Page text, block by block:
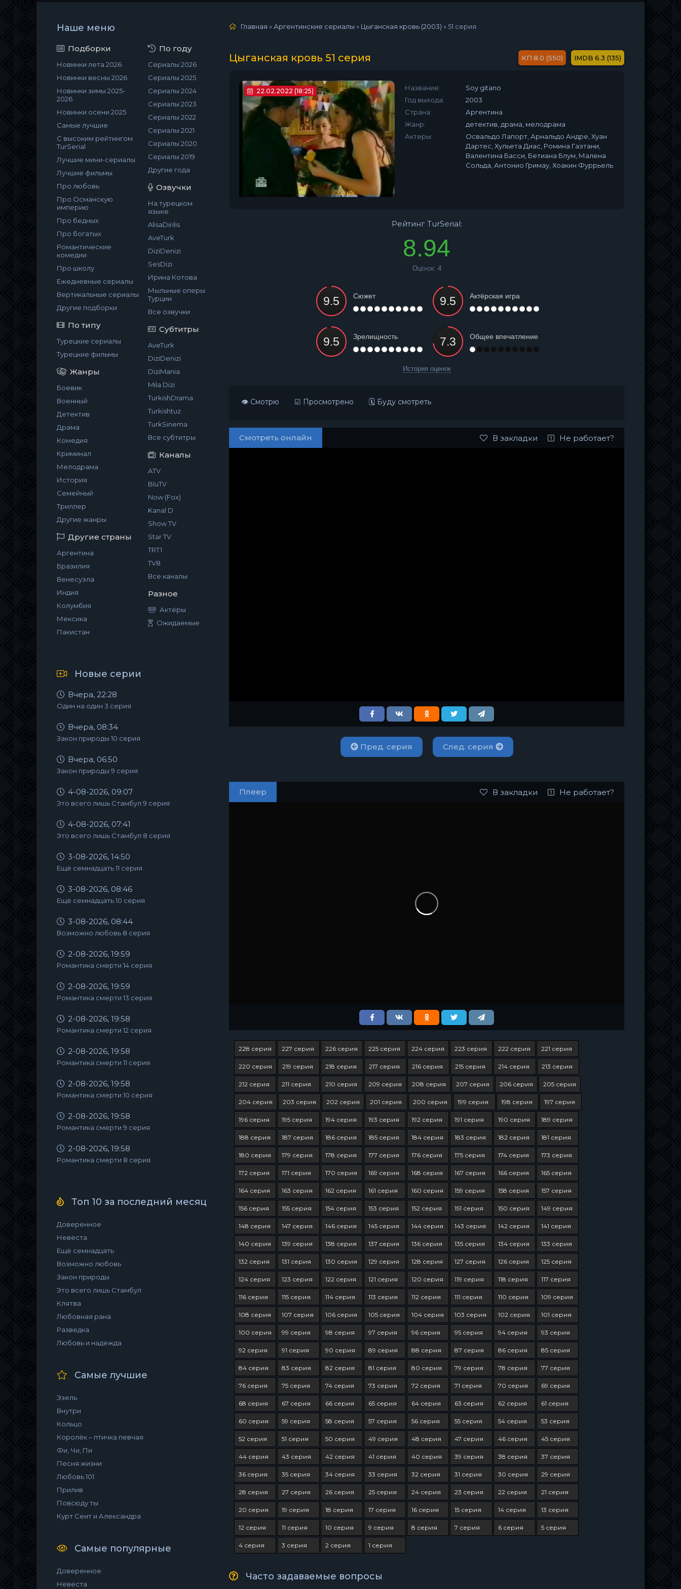
Наше меню
Подборки
Новинки лета 2026
Новинки весны 2026
Новинки зимы 2025-
2026
Новинки осени 2025
Самые лучшие
С высоким рейтингом
TurSerial
Лучшие мини-сериалы
Лучшие фильмы
Про любовь
Про Османскую
империю
Про бедных
Про богатых
Романтические
комедии
Про школу
Ежедневные сериалы
Вертикальные сериалы
Другие подборки
По типу
Турецкие сериалы
Турецкие фильмы
Жанры
Боевик
Военный
Детектив
Драма
Комедия
Криминал
Мелодрама
История
Семейный
Триллер
Другие жанры
Другие страны
Аргентина
Бразилия
Венесуэла
Индия
Колумбия
Мексика
Пакистан
По году
Сериалы 2026
Сериалы 2025
Сериалы 2024
Сериалы 2023
Сериалы 2022
Сериалы 2021
Сериалы 2020
Сериалы 2019
Другие года
Озвучки
На турецком
языке
AlisaDirilis
AveTurk
DiziDenizi
SesDizi
Ирина Котова
Мыльные оперы
Турции
Все озвучки
Субтитры
AveTurk
DiziDenizi
DiziMania
Mila Dizi
TurkishDrama
Turkishtuz
TurkSinema
Все субтитры
Каналы
ATV
BluTV
Now (Fox)
Kanal D
Show TV
Star TV
TRT1
TV8
Все каналы
Разное
Актёры
Ожидаемые
Новые серии
Вчера, 22:28
Один на один 3 серия
Вчера, 08:34
Закон природы 10 серия
Вчера, 06:50
Закон природы 9 серия
4-08-2026, 09:07
Это всего лишь Стамбул 9 серия
4-08-2026, 07:41
Это всего лишь Стамбул 8 серия
3-08-2026, 14:50
Ещё семнадцать 11 серия
3-08-2026, 08:46
Ещё семнадцать 10 серия
3-08-2026, 08:44
Возможно любовь 8 серия
2-08-2026, 19:59
Романтика смерти 14 серия
2-08-2026, 19:59
Романтика смерти 13 серия
2-08-2026, 19:58
Романтика смерти 12 серия
2-08-2026, 19:58
Романтика смерти 11 серия
2-08-2026, 19:58
Романтика смерти 10 серия
2-08-2026, 19:58
Романтика смерти 9 серия
2-08-2026, 19:58
Романтика смерти 8 серия
Топ 10 за последний месяц
Доверенное
Невеста
Ещё семнадцать
Возможно любовь
Закон природы
Это всего лишь Стамбул
Клятва
Любовная рана
Разведка
Любовь и надежда
Самые лучшие
Эзель
Внутри
Кольцо
Королёк – птичка певчая
Фи, Чи, Пи
Песня жизни
Любовь 101
Прилив
Повсюду ты
Курт Сеит и Александра
Самые популярные
Доверенное
Невеста
Главная » Аргентинские сериалы » Цыганская кровь (2003) »51 серия
Цыганская кровь 51 серия 8.0 (550) 6.3 (135)
22.02.2022 (18:25) Название:
Soy gitano
Год выхода:
2003
Страна:
Аргентина
Жанр:
детектив, драма, мелодрама
Актеры:
Освальдо Лапорт, Арнальдо Андре, Хуан
Дартес, Хульета Диас, Ромина Гаэтани,
Валентина Басси, Бетиана Блум, Малена
Сольда, Антонио Гримау, Хоакин Фуррьель
Рейтинг TurSerial:
8.94
Оценок: 4
Сюжет Актёрская игра
Зрелищность Общее впечатление
История оценок
👁 Смотрю ☑ Просмотрено 🗓 Буду смотреть
Смотреть онлайн В закладки Не работает?
Пред. серия След. серия
Плеер В закладки Не работает?
228 серия 227 серия 226 серия 225 серия 224 серия 223 серия 222 серия 221 серия
220 серия 219 серия 218 серия 217 серия 216 серия 215 серия 214 серия 213 серия
212 серия 211 серия 210 серия 209 серия 208 серия 207 серия 206 серия 205 серия
204 серия 203 серия 202 серия 201 серия 200 серия 199 серия 198 серия 197 серия
196 серия 195 серия 194 серия 193 серия 192 серия 191 серия 190 серия 189 серия
188 серия 187 серия 186 серия 185 серия 184 серия 183 серия 182 серия 181 серия
180 серия 179 серия 178 серия 177 серия 176 серия 175 серия 174 серия 173 серия
172 серия 171 серия 170 серия 169 серия 168 серия 167 серия 166 серия 165 серия
164 серия 163 серия 162 серия 161 серия 160 серия 159 серия 158 серия 157 серия
156 серия 155 серия 154 серия 153 серия 152 серия 151 серия 150 серия 149 серия
148 серия 147 серия 146 серия 145 серия 144 серия 143 серия 142 серия 141 серия
140 серия 139 серия 138 серия 137 серия 136 серия 135 серия 134 серия 133 серия
132 серия 131 серия 130 серия 129 серия 128 серия 127 серия 126 серия 125 серия
124 серия 123 серия 122 серия 121 серия 120 серия 119 серия 118 серия 117 серия
116 серия 115 серия 114 серия 113 серия 112 серия 111 серия 110 серия 109 серия
108 серия 107 серия 106 серия 105 серия 104 серия 103 серия 102 серия 101 серия
100 серия 99 серия 98 серия 97 серия 96 серия 95 серия 94 серия 93 серия
92 серия 91 серия 90 серия 89 серия 88 серия 87 серия 86 серия 85 серия
84 серия 83 серия 82 серия 81 серия 80 серия 79 серия 78 серия 77 серия
76 серия 75 серия 74 серия 73 серия 72 серия 71 серия 70 серия 69 серия
68 серия 67 серия 66 серия 65 серия 64 серия 63 серия 62 серия 61 серия
60 серия 59 серия 58 серия 57 серия 56 серия 55 серия 54 серия 53 серия
52 серия 51 серия 50 серия 49 серия 48 серия 47 серия 46 серия 45 серия
44 серия 43 серия 42 серия 41 серия 40 серия 39 серия 38 серия 37 серия
36 серия 35 серия 34 серия 33 серия 32 серия 31 серия 30 серия 29 серия
28 серия 27 серия 26 серия 25 серия 24 серия 23 серия 22 серия 21 серия
20 серия 19 серия 18 серия 17 серия 16 серия 15 серия 14 серия 13 серия
12 серия 11 серия 10 серия 9 серия 8 серия 7 серия 6 серия 5 серия
4 серия 3 серия 2 серия 1 серия
Часто задаваемые вопросы